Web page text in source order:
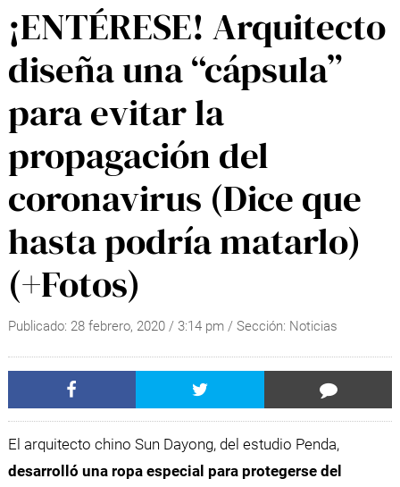
¡ENTÉRESE! Arquitecto
diseña una “cápsula”
para evitar la
propagación del
coronavirus (Dice que
hasta podría matarlo)
(+Fotos)
Publicado: 28 febrero, 2020/ 3:14 pm / Sección: Noticias
El arquitecto chino Sun Dayong, del estudio Penda,
desarrolló una ropa especial para protegerse del